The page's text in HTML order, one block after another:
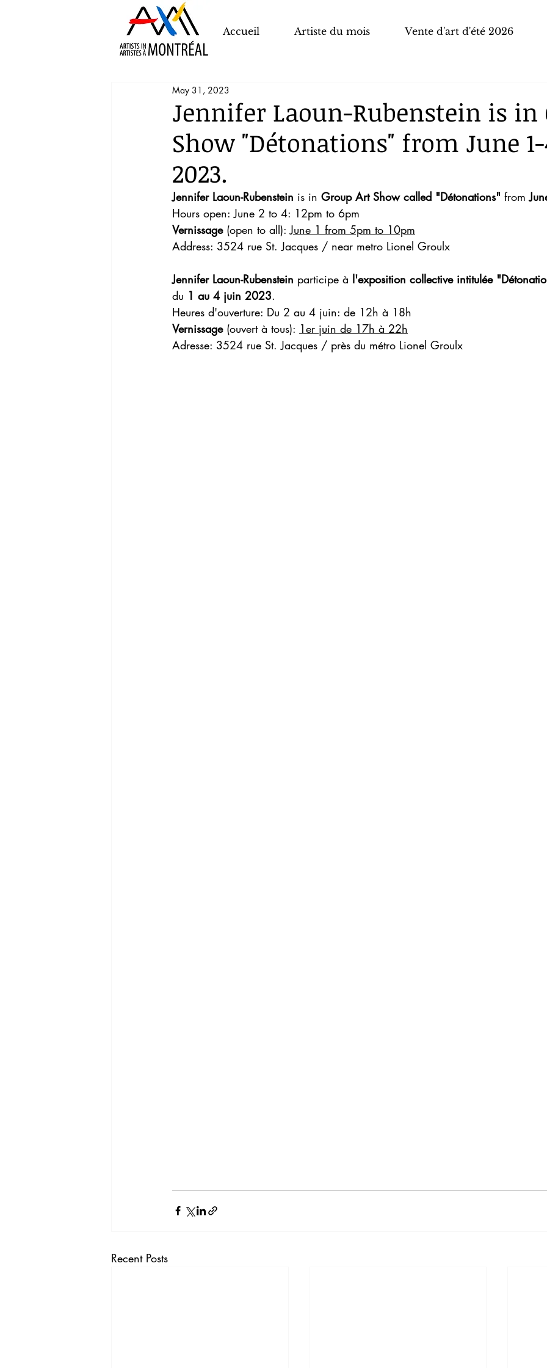
Accueil Artiste du mois Vente d'art d'été 2026
Jennifer Laoun-Rubenstein is in
Show "Détonations" from June
2023.
May 31, 2023
Jennifer Laoun-Rubenstein is in Group Art Show called "Détonations" from
Hours open: June 2 to 4: 12pm to 6pm
Vernissage (open to all): June 1 from 5pm to 10pm
Address: 3524 rue St. Jacques / near metro Lionel Groulx
Jennifer Laoun-Rubenstein participe à l'exposition collective intitulée
du 1 au 4 juin 2023.
Heures d'ouverture: Du 2 au 4 juin: de 12h à 18h
Vernissage (ouvert à tous): 1er juin de 17h à 22h
Adresse: 3524 rue St. Jacques / près du métro Lionel Groulx
Recent Posts